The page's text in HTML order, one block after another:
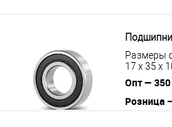
Размеры
17 x 35 x
Опт — 350
Розница